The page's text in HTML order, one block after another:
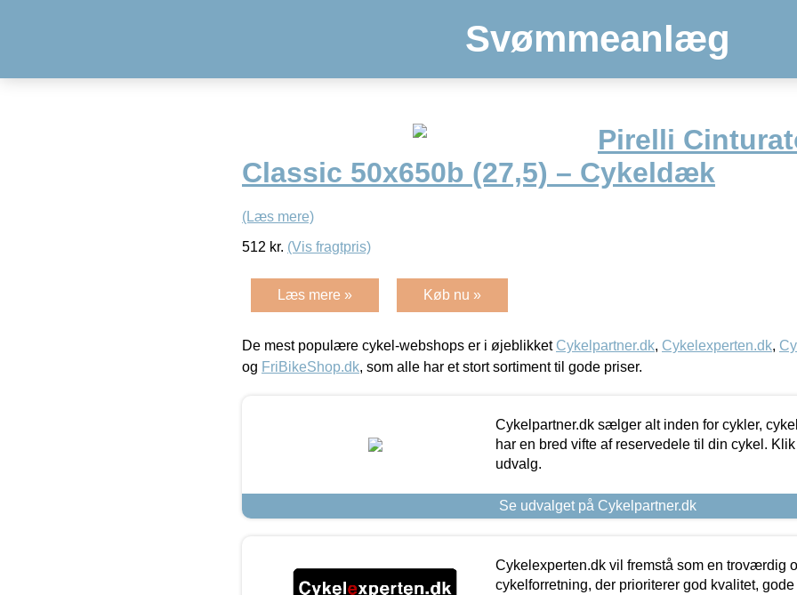
Svømmeanlæg
Pirelli
Classic 50x650b (27,5) – Cykeldæk
(Læs mere)
512 kr. (Vis fragtpris)
Læs mere » Køb nu »
De mest populære cykel-webshops er i øjeblikket Cykelpartner.dk, Cykelexperten.dk,
og FriBikeShop.dk, som alle har et stort sortiment til gode priser.
Cykelpartner.dk sælger alt inden for cykler,
har en bred vifte af reservedele til din cykel.
udvalg.
Se udvalget på Cykelpartner.dk
Cykelexperten.dk vil fremstå som en troværdig
cykelforretning, der prioriterer god kvalitet,